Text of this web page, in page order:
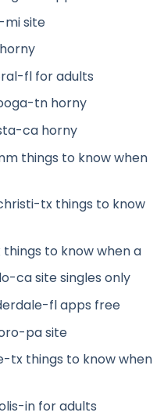
site
fl for adults
tn horny
ca horny
things to know when
tx things to know
to know when a
ca site singles only
fl apps free
pa site
tx things to know when
in for adults